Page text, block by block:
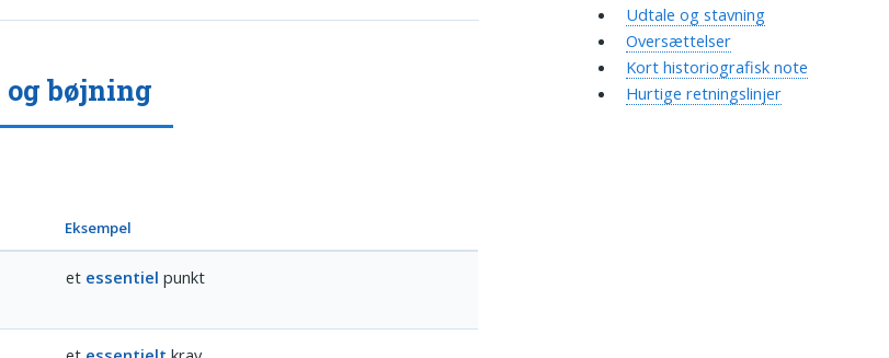
bøjning
Eksempel
et essentiel punkt
Udtale og stavning
Oversættelser
Kort historiografisk note
Hurtige retningslinjer